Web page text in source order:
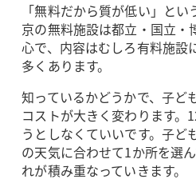
「無料だから質が低い」と
京の無料施設は都立・国立・
心で、内容はむしろ有料施設
多くあります。
知っているかどうかで、子ど
コストが大きく変わります。
うとしなくていいです。子ど
の天気に合わせて1か所を選
れが積み重なっていきます。